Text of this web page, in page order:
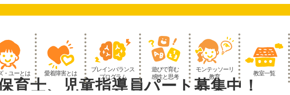
・ユーとは 愛着障害とは
ブレインバランス
プログラム
遊びで育む
感性と思考
モンテッソーリ
教育
教室一覧
士、児童指導員パート募集中！